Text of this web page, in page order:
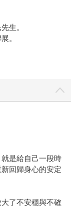
生。
。
是給自己一段時
回歸身心的安定
了不安穩與不確